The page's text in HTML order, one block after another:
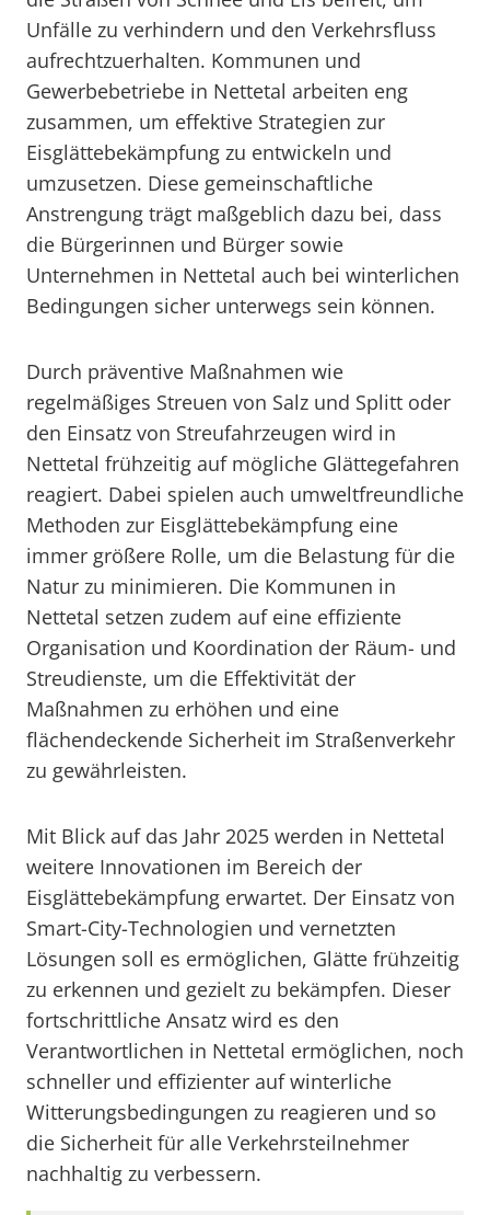
Unfälle zu verhindern und den Verkehrsfluss
aufrechtzuerhalten. Kommunen und
Gewerbebetriebe in Nettetal arbeiten eng
zusammen, um effektive Strategien zur
Eisglättebekämpfung zu entwickeln und
umzusetzen. Diese gemeinschaftliche
Anstrengung trägt maßgeblich dazu bei, dass
die Bürgerinnen und Bürger sowie
Unternehmen in Nettetal auch bei winterlichen
Bedingungen sicher unterwegs sein können.
Durch präventive Maßnahmen wie
regelmäßiges Streuen von Salz und Splitt oder
den Einsatz von Streufahrzeugen wird in
Nettetal frühzeitig auf mögliche Glättegefahren
reagiert. Dabei spielen auch umweltfreundliche
Methoden zur Eisglättebekämpfung eine
immer größere Rolle, um die Belastung für die
Natur zu minimieren. Die Kommunen in
Nettetal setzen zudem auf eine effiziente
Organisation und Koordination der Räum- und
Streudienste, um die Effektivität der
Maßnahmen zu erhöhen und eine
flächendeckende Sicherheit im Straßenverkehr
zu gewährleisten.
Mit Blick auf das Jahr 2025 werden in Nettetal
weitere Innovationen im Bereich der
Eisglättebekämpfung erwartet. Der Einsatz von
Smart-City-Technologien und vernetzten
Lösungen soll es ermöglichen, Glätte frühzeitig
zu erkennen und gezielt zu bekämpfen. Dieser
fortschrittliche Ansatz wird es den
Verantwortlichen in Nettetal ermöglichen, noch
schneller und effizienter auf winterliche
Witterungsbedingungen zu reagieren und so
die Sicherheit für alle Verkehrsteilnehmer
nachhaltig zu verbessern.